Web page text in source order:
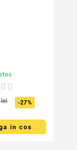
-27%
in cos